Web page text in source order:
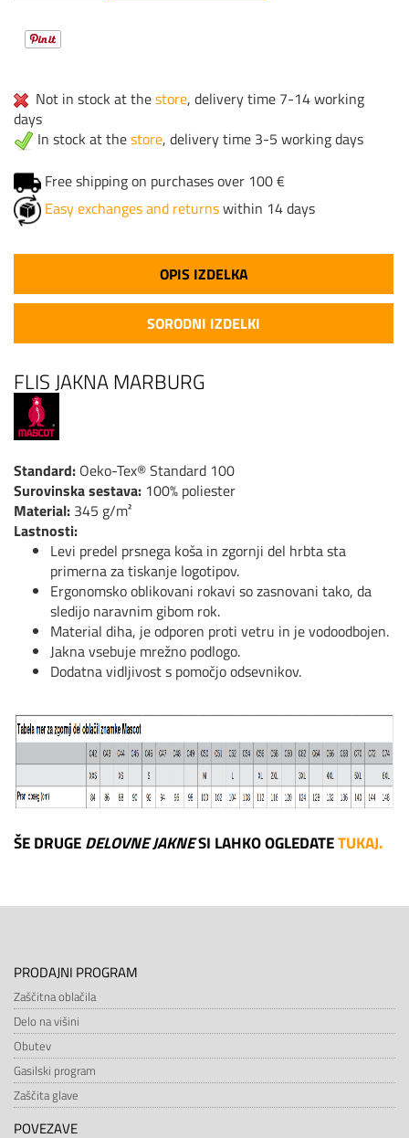
Not in stock at thestore, delivery time 7-14 working
days
In stock at thestore, delivery time 3-5 working days
Free shipping on purchases over 100 €
Easy exchanges and returnswithin 14 days
OPIS IZDELKA
SORODNI IZDELKI
FLIS JAKNA MARBURG
Standard: Oeko-Tex® Standard 100
Surovinska sestava: 100% poliester
Material: 345 g/m²
Lastnosti:
Levi predel prsnega koša in zgornji del hrbta sta
primerna za tiskanje logotipov.
Ergonomsko oblikovani rokavi so zasnovani tako, da
sledijo naravnim gibom rok.
Material diha, je odporen proti vetru in je vodoodbojen.
Jakna vsebuje mrežno podlogo.
Dodatna vidljivost s pomočjo odsevnikov.
ŠE DRUGEDELOVNE JAKNESI LAHKO OGLEDATETUKAJ.
PRODAJNI PROGRAM
Zaščitna oblačila
Delo na višini
Obutev
Gasilski program
Zaščita glave
POVEZAVE